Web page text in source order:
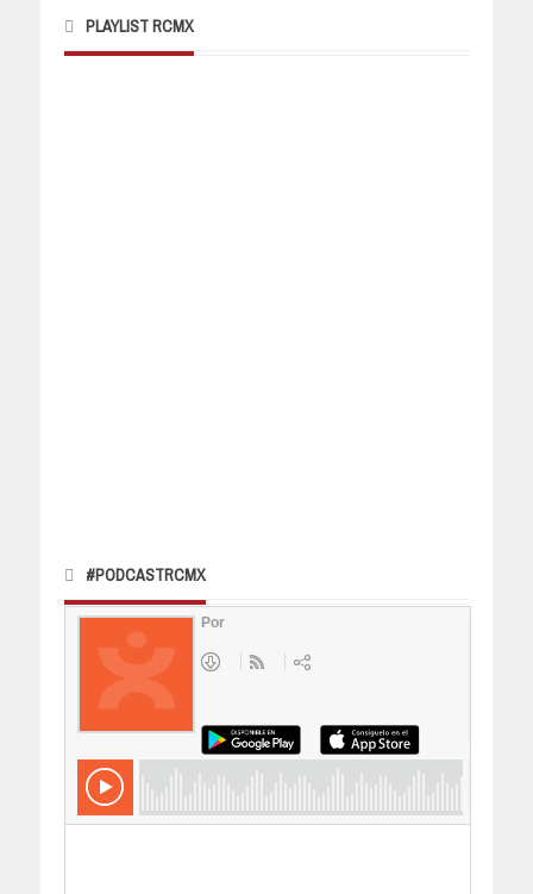
PLAYLIST RCMX
#PODCASTRCMX